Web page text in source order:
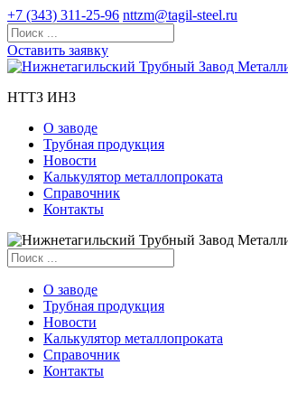
+7 (343) 311-25-96 nttzm@tagil-steel.ru
Оставить заявку
НТТЗ ИНЗ
О заводе
Трубная продукция
Новости
Калькулятор металлопроката
Справочник
Контакты
О заводе
Трубная продукция
Новости
Калькулятор металлопроката
Справочник
Контакты